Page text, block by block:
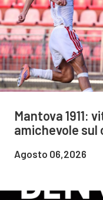
Mantova 1911:
amichevole sul
Agosto 06,2026